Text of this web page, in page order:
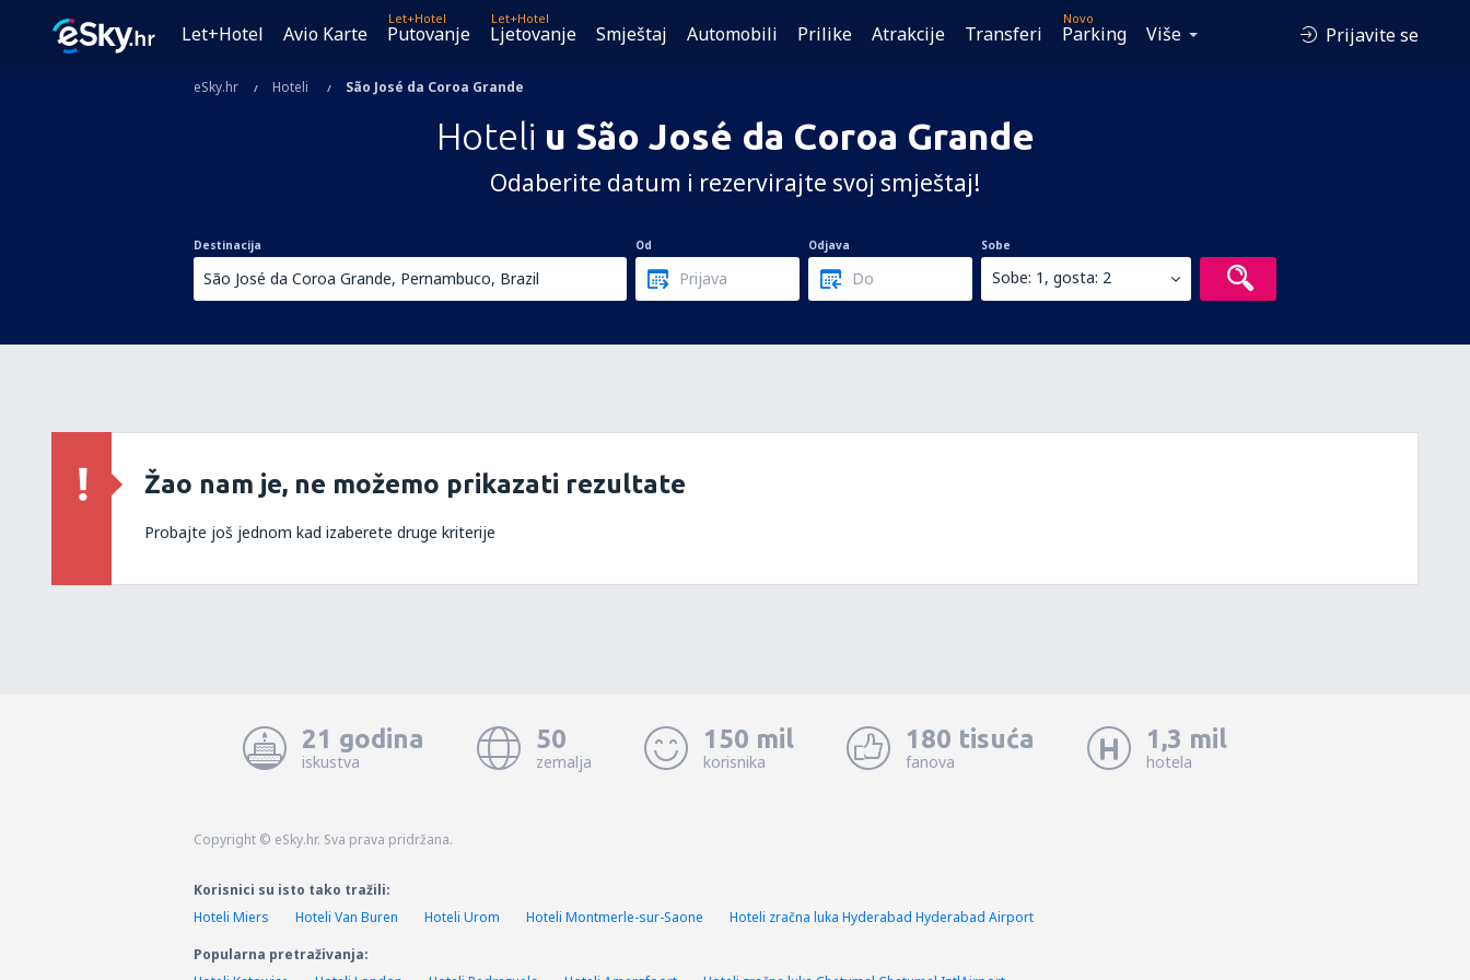
Let+Hotel Avio Karte
Let+Hotel
Putovanje
Let+Hotel
Ljetovanje Smještaj Automobili Prilike Atrakcije Transferi
Novo
Parking Više Prijavite se
eSky.hr Hoteli São José da Coroa Grande
Hoteli u São José da Coroa Grande
Odaberite datum i rezervirajte svoj smještaj!
Destinacija Od Odjava Sobe
Sobe: 1, gosta: 2
Žao nam je, ne možemo prikazati rezultate
Probajte još jednom kad izaberete druge kriterije
21 godina
iskustva
50
zemalja
150 mil
korisnika
180 tisuća
fanova
1,3 mil
hotela
Copyright © eSky.hr. Sva prava pridržana.
Korisnici su isto tako tražili:
Hoteli Miers
Hoteli Van Buren Hoteli Urom Hoteli Montmerle-sur-Saone
Hoteli zračna luka Hyderabad Hyderabad Airport
Popularna pretraživanja: